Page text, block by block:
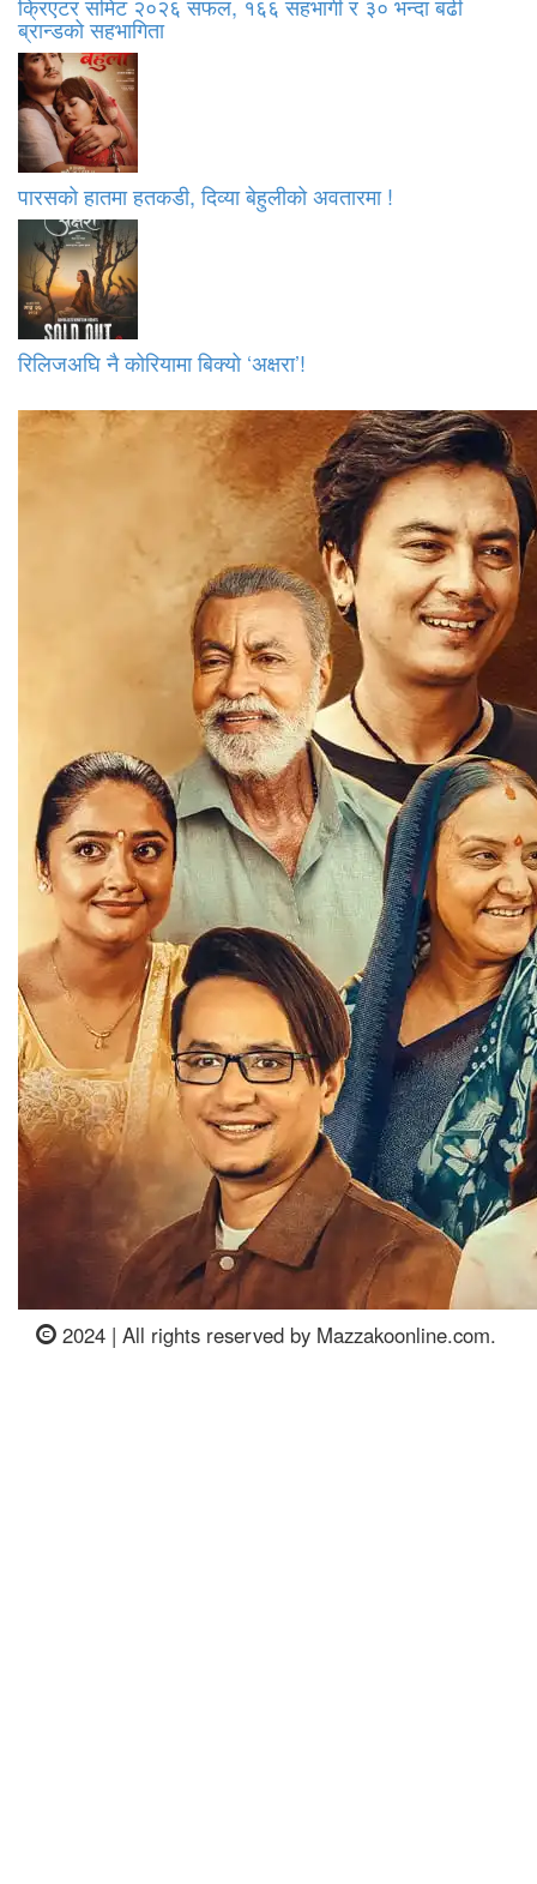
ब्रान्डको सहभागिता
पारसको हातमा हतकडी, दिव्या बेहुलीको अवतारमा !
रिलिजअघि नै कोरियामा बिक्यो ‘अक्षरा’!
2024 | All rights reserved by Mazzakoonline.com.